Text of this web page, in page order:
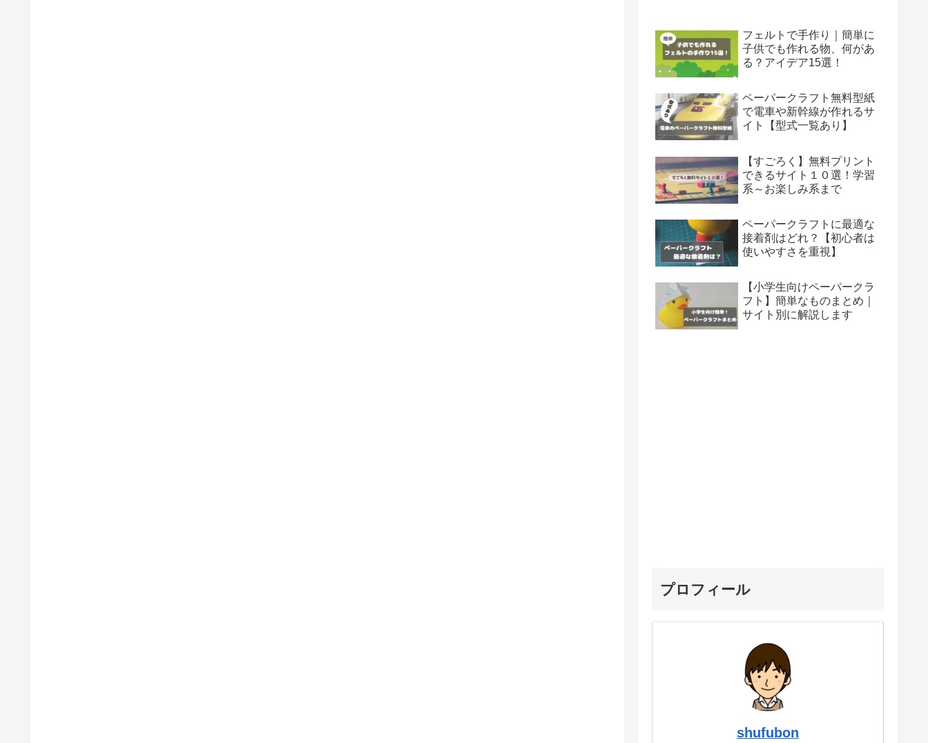
フェルトで手作り｜簡単に
子供でも作れる物、何があ
る？アイデア15選！
ペーパークラフト無料型紙
で電車や新幹線が作れるサ
イト【型式一覧あり】
【すごろく】無料プリント
できるサイト１０選！学習
系～お楽しみ系まで
ペーパークラフトに最適な
接着剤はどれ？【初心者は
使いやすさを重視】
【小学生向けペーパークラ
フト】簡単なものまとめ｜
サイト別に解説します
プロフィール
shufubon